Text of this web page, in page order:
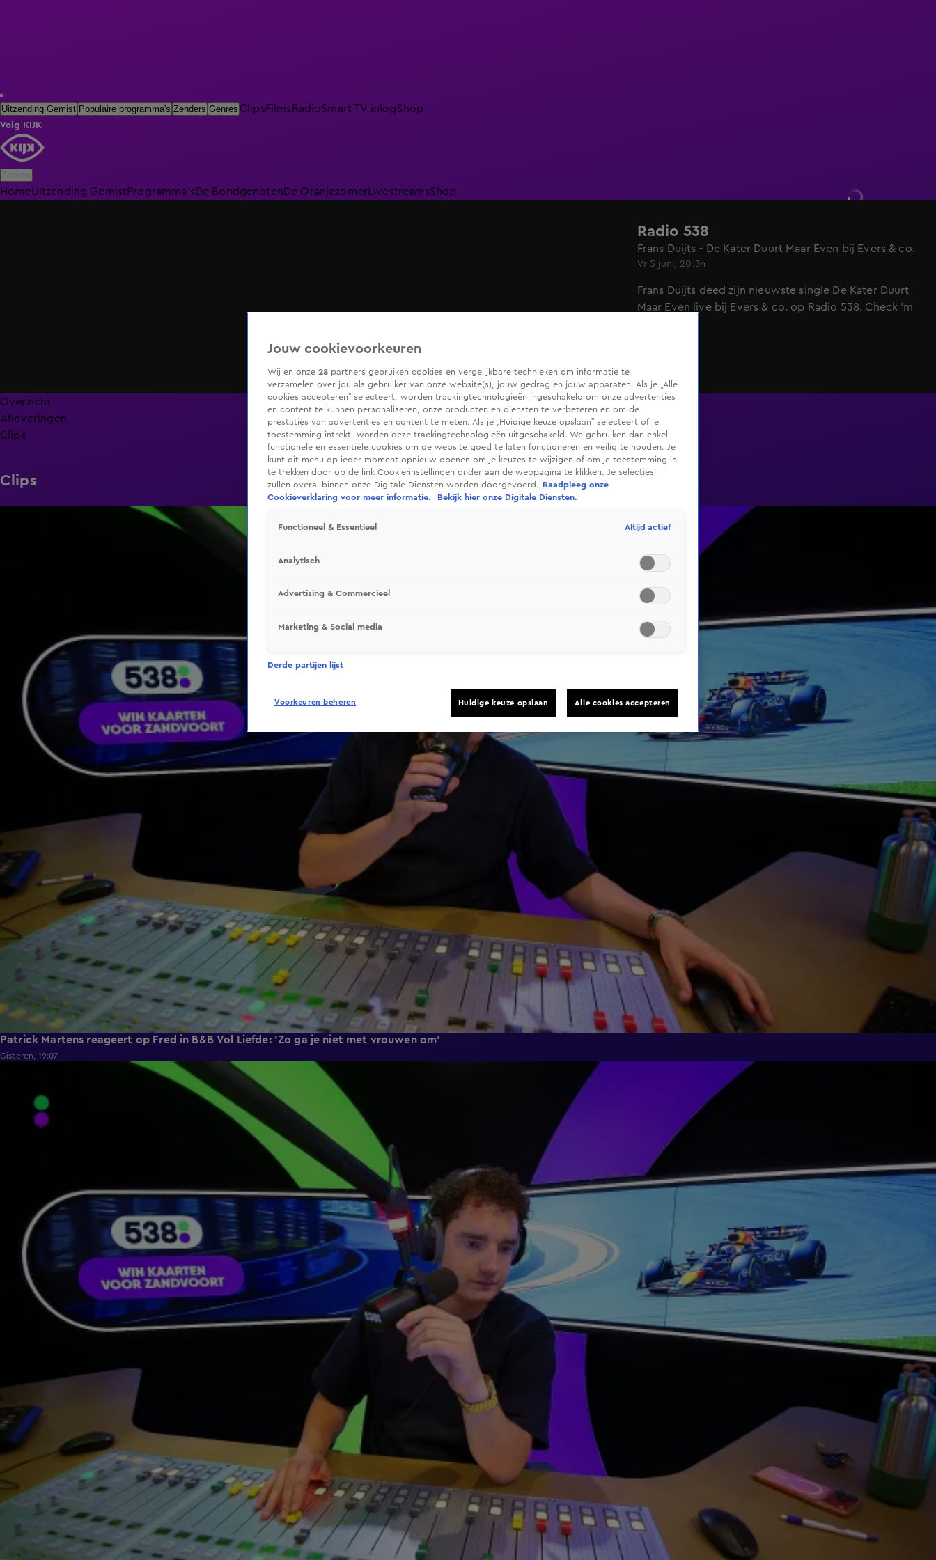
Uitzending Gemist Populaire programma's Zenders Genres ClipsFilmsRadioSmart TV inlogShop
Volg KIJK
HomeUitzending GemistProgramma'sDe BondgenotenDe Oranjezomer LivestreamsShop
Radio 538
Frans Duijts - De Kater Duurt Maar Even bij Evers & co.
Vr 5 juni, 20:34
Frans Duijts deed zijn nieuwste single De Kater Duurt
Maar Even live bij Evers & co. op Radio 538. Check 'm
Overzicht
Afleveringen
Clips
Clips
Patrick Martens reageert op Fred in B&B Vol Liefde: 'Zo ga je niet met vrouwen om'
Gisteren, 19:07
Jouw cookievoorkeuren
Wij en onze 28 partners gebruiken cookies en vergelijkbare technieken om informatie te
verzamelen over jou als gebruiker van onze website(s), jouw gedrag en jouw apparaten. Als je „Alle
cookies accepteren” selecteert, worden trackingtechnologieën ingeschakeld om onze advertenties
en content te kunnen personaliseren, onze producten en diensten te verbeteren en om de
prestaties van advertenties en content te meten. Als je „Huidige keuze opslaan” selecteert of je
toestemming intrekt, worden deze trackingtechnologieën uitgeschakeld. We gebruiken dan enkel
functionele en essentiële cookies om de website goed te laten functioneren en veilig te houden. Je
kunt dit menu op ieder moment opnieuw openen om je keuzes te wijzigen of om je toestemming in
te trekken door op de link Cookie-instellingen onder aan de webpagina te klikken. Je selecties
zullen overal binnen onze Digitale Diensten worden doorgevoerd.
Raadpleeg onze
Cookieverklaring voor meer informatie.
Bekijk hier onze Digitale Diensten.
Functioneel & Essentieel Altijd actief
Analytisch
Advertising & Commercieel
Marketing & Social media
Derde partijen lijst
Voorkeuren beheren Huidige keuze opslaan Alle cookies accepteren